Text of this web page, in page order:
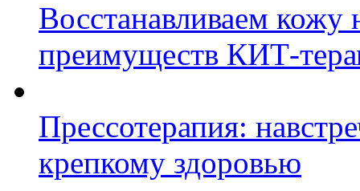
Восстанавливаем кожу
преимуществ КИТ-
Прессотерапия:
крепкому здоровью